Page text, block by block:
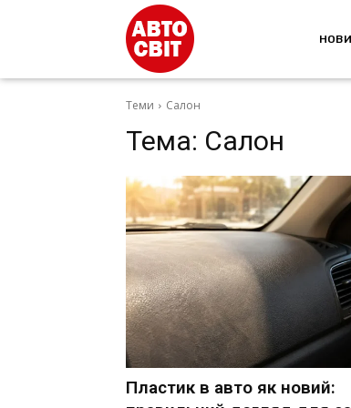
Теми Салон
Тема: Салон
Пластик в авто як новий: